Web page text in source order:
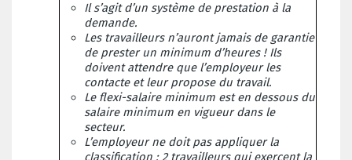
Il s’agit d’un système de prestation à la
demande.
Les travailleurs n’auront jamais de garantie
de prester un minimum d’heures ! Ils
doivent attendre que l’employeur les
contacte et leur propose du travail.
Le flexi-salaire minimum est en dessous du
salaire minimum en vigueur dans le
secteur.
L’employeur ne doit pas appliquer la
classification : 2 travailleurs qui exercent la